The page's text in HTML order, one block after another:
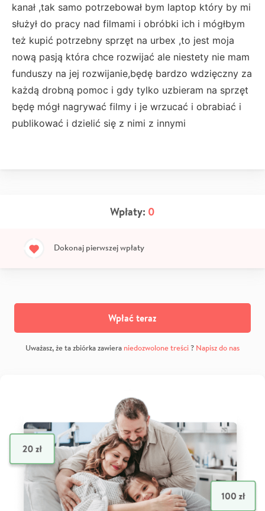
kanał ,tak samo potrzebował bym laptop który by mi
służył do pracy nad filmami i obróbki ich i mógłbym
też kupić potrzebny sprzęt na urbex ,to jest moja
nową pasją która chce rozwijać ale niestety nie mam
funduszy na jej rozwijanie,będę bardzo wdzięczny za
każdą drobną pomoc i gdy tylko uzbieram na sprzęt
będę mógł nagrywać filmy i je wrzucać i obrabiać i
publikować i dzielić się z nimi z innymi
Wpłaty: 0
Dokonaj pierwszej wpłaty
Wpłać teraz
Uważasz, że ta zbiórka zawiera niedozwolone treści? Napisz do nas